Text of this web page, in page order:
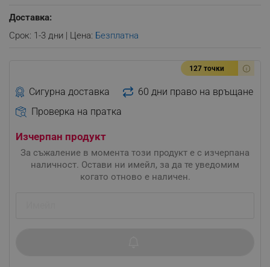
Доставка:
Срок: 1-3 дни | Цена: Безплатна
127 точки
Сигурна доставка
60 дни право на връщане
Проверка на пратка
Изчерпан продукт
За съжаление в момента този продукт е с изчерпана
наличност. Остави ни имейл, за да те уведомим
когато отново е наличен.